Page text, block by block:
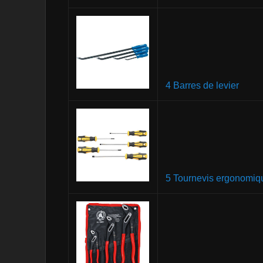
4 Barres de levier
5 Tournevis